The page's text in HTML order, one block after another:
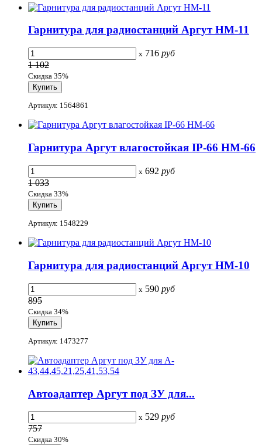
Гарнитура для радиостанций Аргут HM-11
x 716 руб
1 102
Скидка 35%
Артикул: 1564861
Гарнитура Аргут влагостойкая IP-66 HM-66
x 692 руб
1 033
Скидка 33%
Артикул: 1548229
Гарнитура для радиостанций Аргут HM-10
x 590 руб
895
Скидка 34%
Артикул: 1473277
Автоадаптер Аргут под ЗУ для...
x 529 руб
757
Скидка 30%